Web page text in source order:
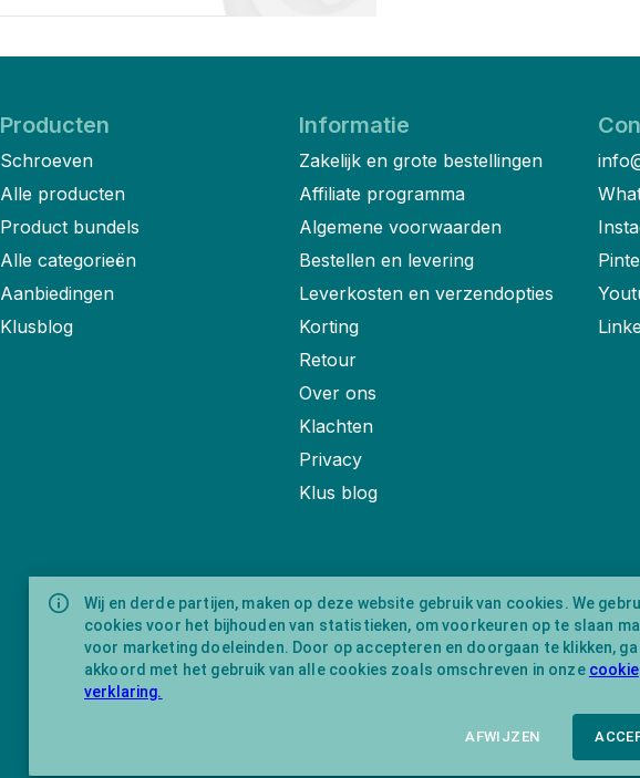
Wij en derde partijen, maken op deze website gebruik van cookies. We
cookies voor het bijhouden van statistieken, om voorkeuren op te slaan
voor marketing doeleinden. Door op accepteren en doorgaan te klikken, ga
akkoord met het gebruik van alle cookies zoals omschreven in onze cookie
verklaring.
AFWIJZEN
Producten
Schroeven
Alle producten
Product bundels
Alle categorieën
Aanbiedingen
Klusblog
Informatie
Zakelijk en grote bestellingen
Affiliate programma
Algemene voorwaarden
Bestellen en levering
Leverkosten en verzendopties
Korting
Retour
Over ons
Klachten
Privacy
Klus blog